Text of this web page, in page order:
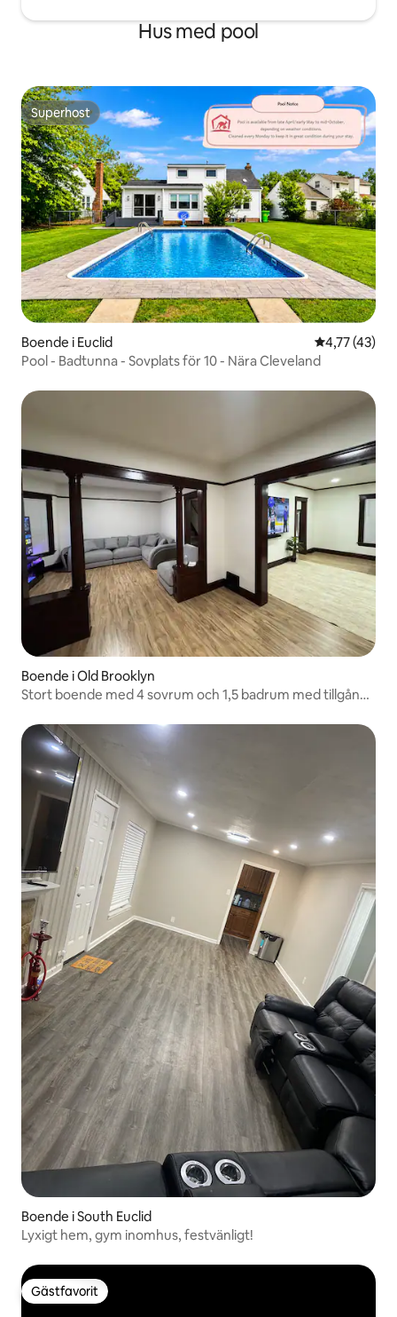
Hus med pool
Superhost
Superhost
Boende i Euclid 4,77 av 5 i
4,77 (43)
Pool - Badtunna - Sovplats för 10 - Nära Cleveland
Boende i Old Brooklyn
Stort boende med 4 sovrum och 1,5 badrum med tillgång
Boende i South Euclid
Lyxigt hem, gym inomhus, festvänligt!
Gästfavorit
Gästfavorit